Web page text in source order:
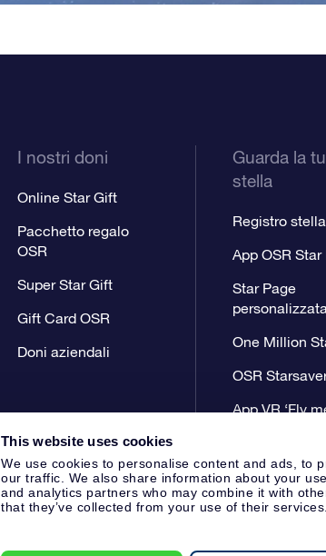
This website uses cookies
We use cookies to personalise content and ads, to
our traffic. We also share information about your
and analytics partners who may combine it with
that they’ve collected from your use of their services.
I nostri doni
Online Star Gift
Pacchetto regalo
OSR
Super Star Gift
Gift Card OSR
Doni aziendali
Guarda la
stella
Registro
App OSR Star
Star Page
personalizzata
One Million
OSR
App VR ‘Fly